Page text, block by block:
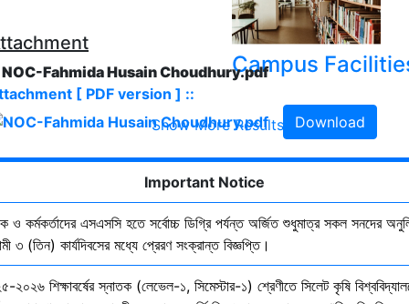
Campus
Show More Results
NOC-Fahmida Husain Choudhury.pdf
[ PDF version ] ::
Download
Important Notice
ও কর্মকর্তাদের এসএসসি হতে সর্বোচ্চ ডিগ্রি পর্যন্ত অর্জিত শুধুমাত্র সকল সনদের
৩ (তিন) কার্যদিবসের মধ্যে প্রেরণ সংক্রান্ত বিজ্ঞপ্তি।
২০২৬ শিক্ষাবর্ষের স্নাতক (লেভেল-১, সিমেস্টার-১) শ্রেণীতে সিলেট কৃষি